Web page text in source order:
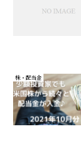
株・配当金